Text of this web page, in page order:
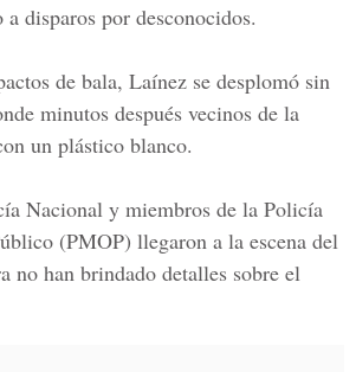
a disparos por desconocidos.
de bala, Laínez se desplomó sin
minutos después vecinos de la
un plástico blanco.
Nacional y miembros de la Policía
(PMOP) llegaron a la escena del
no han brindado detalles sobre el